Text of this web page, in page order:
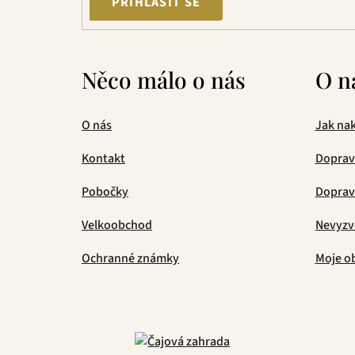
Něco málo o nás
O nás
Kontakt
Pobočky
Velkoobchod
Ochranné známky
O
Jak
Moje